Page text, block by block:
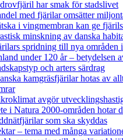
har smak för stadslivet
med fjärilar omsätter
i vingmembran kan ge
minskning av danska
spridning till nya områden
under 120 år– betydelsen
och arters särdrag
kamgräsfjärilar hotas av
avgör
i Natura 2000-områden hotar
som ska skyddas
– tema med många